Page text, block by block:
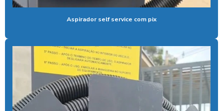
Coagulante orgânico
Coagulante orgânico tanino
Contador de banhos
Controlador de banho
Aspirador self service com pix